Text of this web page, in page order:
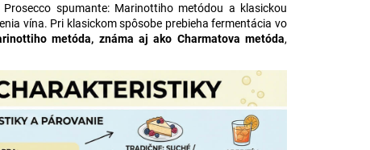
spumante: Marinottiho metódou a klasickou
vína. Pri klasickom spôsobe prebieha fermentácia vo
metóda, známa aj ako Charmatova metóda,
DI VALDOBBIADENE
SUPERIORE
PROSECCO